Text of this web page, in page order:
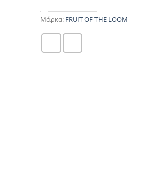
Μάρκα: FRUIT OF THE LOOM